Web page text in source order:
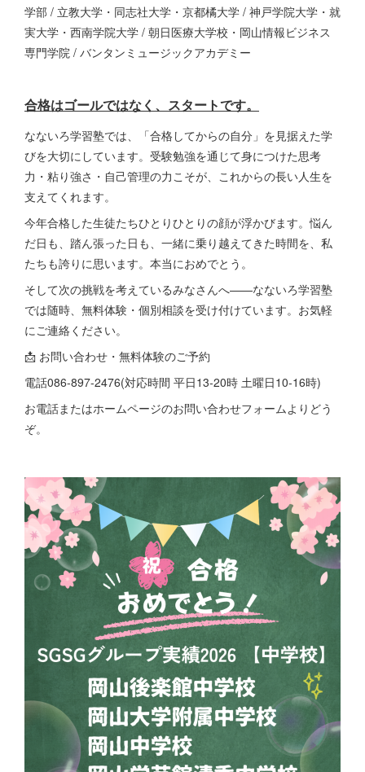
学部 / 立教大学・同志社大学・京都橘大学 / 神戸学院大学・就
実大学・西南学院大学 / 朝日医療大学校・岡山情報ビジネス
専門学院 / バンタンミュージックアカデミー
合格はゴールではなく、スタートです。
なないろ学習塾では、「合格してからの自分」を見据えた学
びを大切にしています。受験勉強を通じて身につけた思考
力・粘り強さ・自己管理の力こそが、これからの長い人生を
支えてくれます。
今年合格した生徒たちひとりひとりの顔が浮かびます。悩ん
だ日も、踏ん張った日も、一緒に乗り越えてきた時間を、私
たちも誇りに思います。本当におめでとう。
そして次の挑戦を考えているみなさんへ——なないろ学習塾
では随時、無料体験・個別相談を受け付けています。お気軽
にご連絡ください。
📩 お問い合わせ・無料体験のご予約
電話086-897-2476(対応時間 平日13-20時 土曜日10-16時)
お電話またはホームページのお問い合わせフォームよりどう
ぞ。